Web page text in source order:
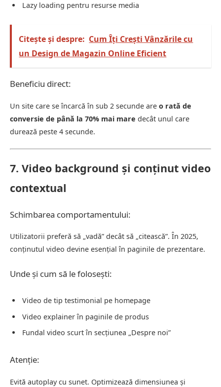
Lazy loading pentru resurse media
Citește și despre: Cum Îți Crești Vânzările cu
un Design de Magazin Online Eficient
Beneficiu direct:
Un site care se încarcă în sub 2 secunde are o rată de
conversie de până la 70% mai mare decât unul care
durează peste 4 secunde.
7. Video background și conținut video
contextual
Schimbarea comportamentului:
Utilizatorii preferă să „vadă” decât să „citească”. În 2025,
conținutul video devine esențial în paginile de prezentare.
Unde și cum să le folosești:
Video de tip testimonial pe homepage
Video explainer în paginile de produs
Fundal video scurt în secțiunea „Despre noi”
Atenție:
Evită autoplay cu sunet. Optimizează dimensiunea și